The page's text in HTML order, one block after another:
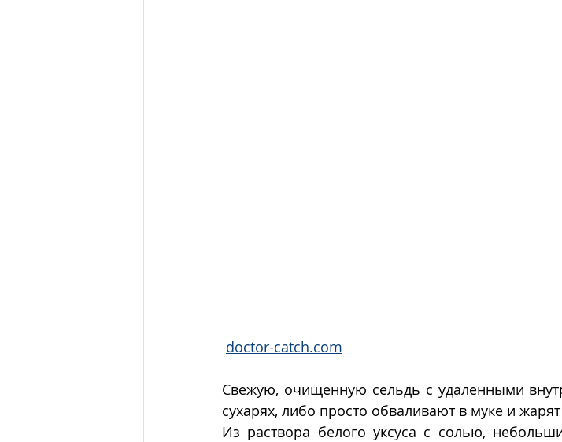
doctor-catch.com
Свежую, очищенную сельдь с удаленными
сухарях, либо просто обваливают в муке и
Из раствора белого уксуса с солью,